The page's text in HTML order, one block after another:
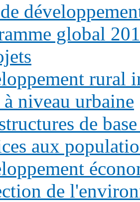
global
rural
niveau urbaine
de
aux
de